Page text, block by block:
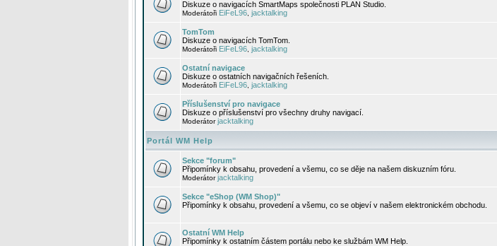
Diskuze o navigacích SmartMaps společnosti PLAN Studio.
Moderátoři EiFeL96 jacktalking
TomTom
Diskuze o navigacích TomTom.
Moderátoři EiFeL96 jacktalking
Ostatní navigace
Diskuze o ostatních navigačních řešeních.
Moderátoři EiFeL96 jacktalking
Příslušenství pro navigace
Diskuze o příslušenství pro všechny druhy navigací.
Moderátorjacktalking
Portál WM Help
Sekce "forum"
Připomínky k obsahu, provedení a všemu, co se děje na našem diskuzním fóru.
Moderátorjacktalking
Sekce "eShop (WM Shop)"
Připomínky k obsahu, provedení a všemu, co se objeví v našem elektronickém obchodu.
Ostatní WM Help
Připomínky k ostatním částem portálu nebo ke službám WM Help.